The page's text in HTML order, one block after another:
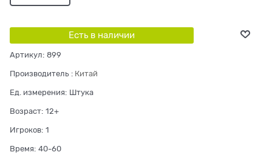
Есть в наличии
Артикул: 899
Производитель : Китай
Ед. измерения: Штука
Возраст: 12+
Игроков: 1
Время: 40-60